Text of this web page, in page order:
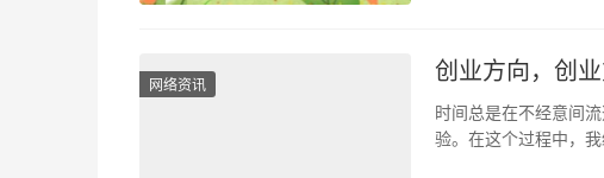
网络资讯 创业方向，创
时间总是在不经意间
验。在这个过程中，